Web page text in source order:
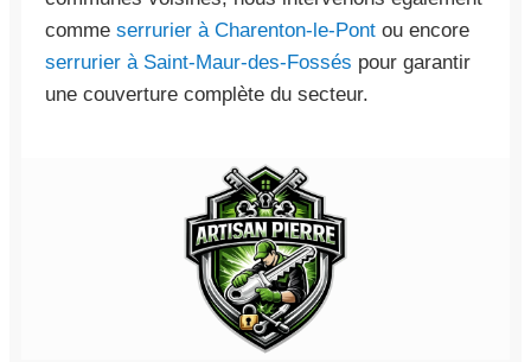
comme serrurier à Charenton-le-Pont ou encore
serrurier à Saint-Maur-des-Fossés pour garantir
une couverture complète du secteur.